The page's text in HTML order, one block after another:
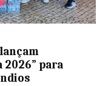
2026” para